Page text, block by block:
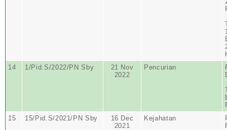
14
1/Pid.S/2022/PN Sby
21 Nov
2022
Pencurian
15
15/Pid.S/2021/PN Sby
16 Dec
2021
Kejahatan